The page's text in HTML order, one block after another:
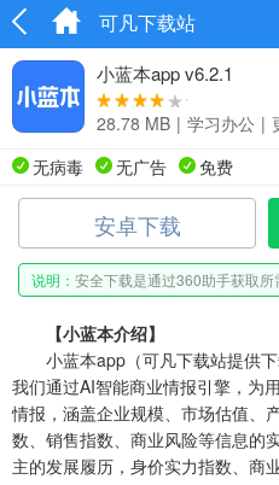
可凡下载站
小蓝本app v6.2.1
28.78 MB | 学习办公 |
无病毒
无广告 免费
安卓下载
说明： 安全下载是通过360助手获取所
【小蓝本介绍】
小蓝本app（可凡下载站提供下
我们通过AI智能商业情报引擎，为
情报，涵盖企业规模、市场估值、
数、销售指数、商业风险等信息的
主的发展履历，身价实力指数、商